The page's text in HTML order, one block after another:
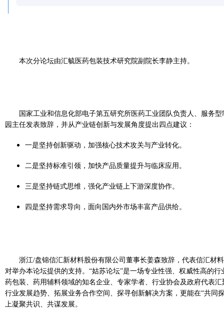
本次分论坛由汇毓医药包装技术研究院副院长李静主持。
国家工业和信息化部电子第五研究所医药工业团队负责人、服务
园主任发表致辞，并从产业链创新与发展角度提出四点建议：
一是坚持创新驱动，加强核心技术攻关与产业转化。
二是坚持标准引领，加快产品质量提升与临床应用。
三是坚持链式思维，强化产业链上下游深度协作。
四是坚持需求导向，面向国内外市场丰富产品供给。
浙江/盘锦信汇新材料股份有限公司董事长姜森致辞，代表信汇材
对举办本论坛提供的支持。“姑苏论坛”是一场专业性强、权威性高的
药包装、药用辅料领域的知名企业、专家学者、行业协会及政府代表
行业发展趋势、拓展业务合作空间、探寻创新解决方案，更能在“共同
上凝聚共识、共谋发展。